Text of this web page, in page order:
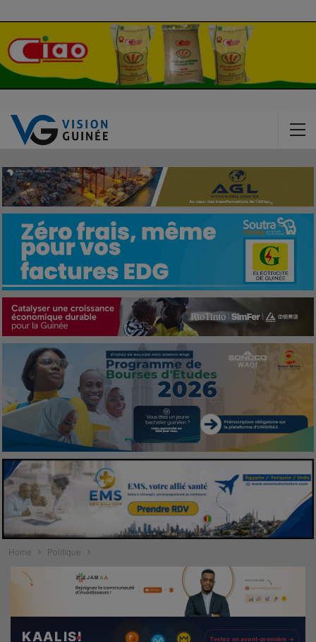
Home Politique